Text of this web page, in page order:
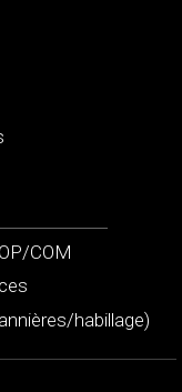
COM
habillage)